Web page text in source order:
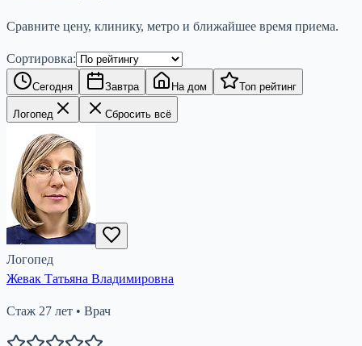
Сравните цену, клинику, метро и ближайшее время приема.
Сортировка:
Сегодня Завтра На дом Топ рейтинг
Логопед Сбросить всё
Логопед
Жевак Татьяна Владимировна
Стаж 27 лет • Врач